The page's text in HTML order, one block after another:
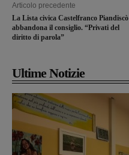
Articolo precedente
La Lista civica Castelfranco Piandiscò
abbandona il consiglio. “Privati del
diritto di parola”
Ultime Notizie